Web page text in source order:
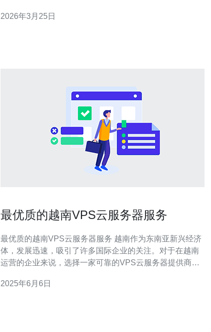
风险。 接入方式上，常见有直接公网访问、专线互联（例
2026年3月25日
最优质的越南VPS云服务器服务
最优质的越南VPS云服务器服务 越南作为东南亚新兴经济
体，发展迅速，吸引了许多国际企业的关注。对于在越南
运营的企业来说，选择一家可靠的VPS云服务器提供商至
络连接以及更好的数据安全保障。 越南VPS云服务器相比
2025年6月6日